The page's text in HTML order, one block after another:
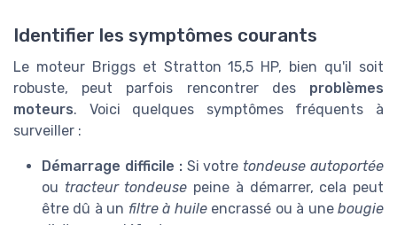
Identifier les symptômes courants
Le moteur Briggs et Stratton 15,5 HP, bien qu'il soit
robuste, peut parfois rencontrer des problèmes
moteurs. Voici quelques symptômes fréquents à
surveiller :
Démarrage difficile :Si votre tondeuse autoportée
ou tracteur tondeuse peine à démarrer, cela peut
être dû à un filtre à huileencrassé ou à unebougie